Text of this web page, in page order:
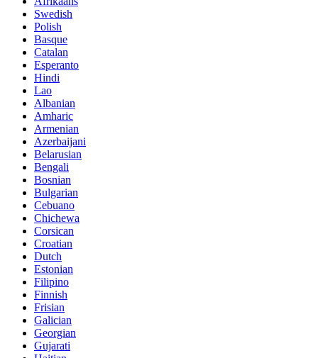
Swedish
Polish
Basque
Catalan
Esperanto
Hindi
Lao
Albanian
Amharic
Armenian
Azerbaijani
Belarusian
Bengali
Bosnian
Bulgarian
Cebuano
Chichewa
Corsican
Croatian
Dutch
Estonian
Filipino
Finnish
Frisian
Galician
Georgian
Gujarati